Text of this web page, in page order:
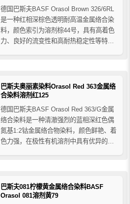
德国巴斯夫BASF Orasol Brown 326/6RL
是一种红相深棕色透明耐高温金属络合染
料，颜色索引为溶剂棕44号，具有高着色
力、良好的流变性和高耐热稳定性等特
业的产品着色，适用的涂料应用体系有烘
烤体系、...
巴斯夫奥丽素染料Orasol Red 363金属络
合染料溶剂红125
德国巴斯夫BASF Orasol Red 363/G金属
络合染料是一种清澈强烈的蓝相深红色偶
氮基1:2钴金属络合物染料，颜色鲜艳、着
色力强，在极性有机溶剂中具有优异的溶
漆、塑胶烤漆等产品的着色。
巴斯夫081柠檬黄金属络合染料BASF
Orasol 081溶剂黄79